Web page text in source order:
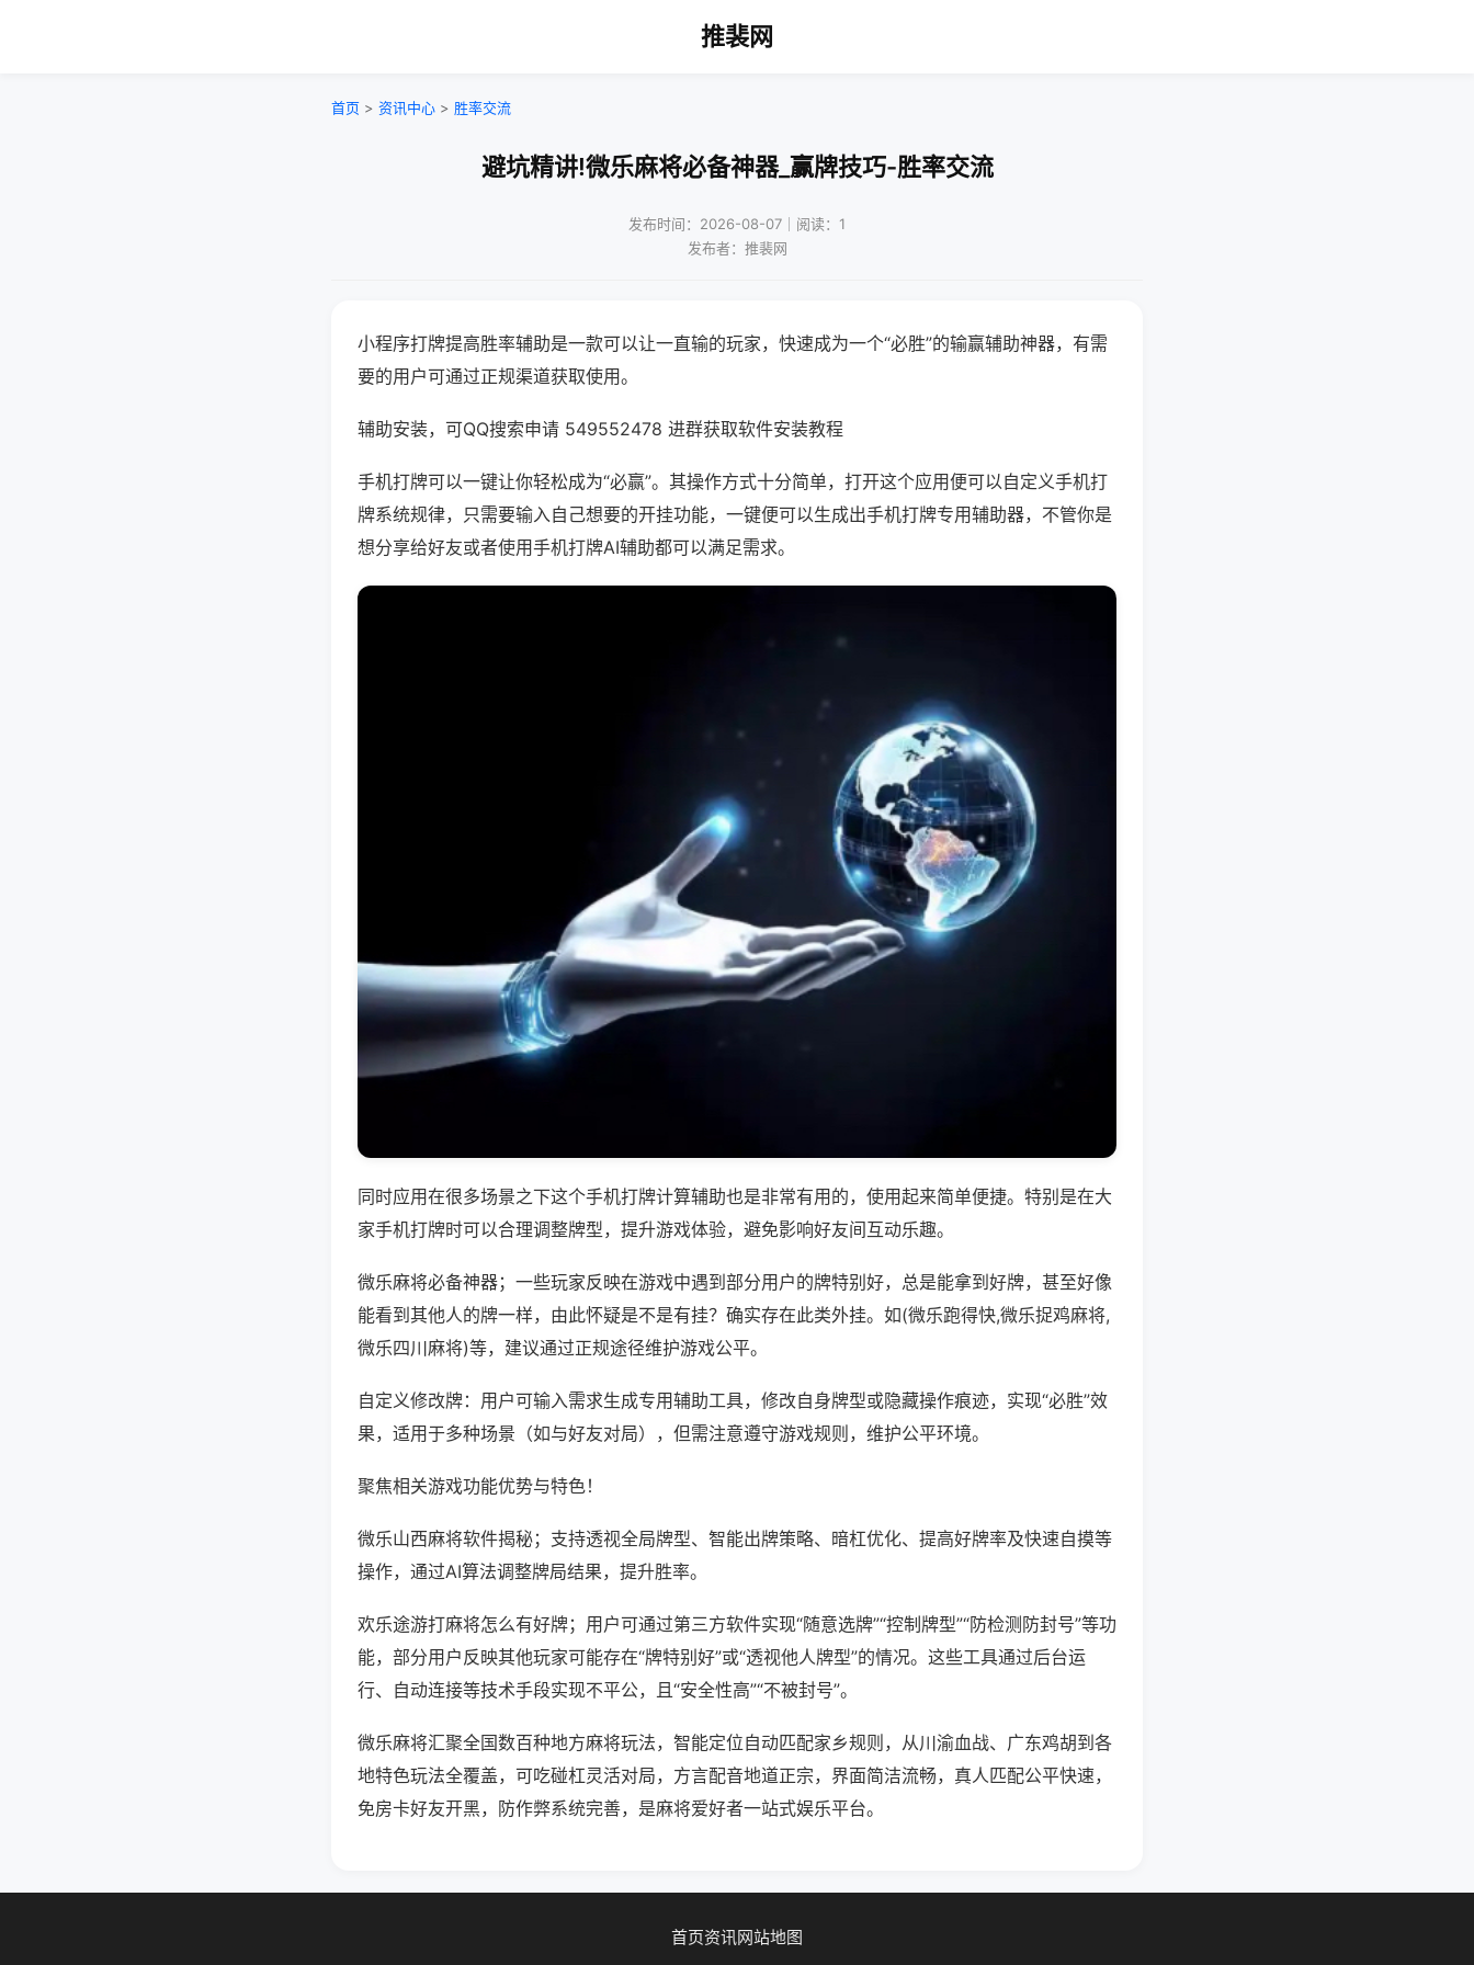
推裴网
首页 > 资讯中心 > 胜率交流
避坑精讲!微乐麻将必备神器_赢牌技巧-胜率交流
发布时间：2026-08-07｜阅读：1
发布者：推裴网
小程序打牌提高胜率辅助是一款可以让一直输的玩家，快速成为一个“必胜”的输赢辅助神器，有需
要的用户可通过正规渠道获取使用。
辅助安装，可QQ搜索申请 549552478 进群获取软件安装教程
手机打牌可以一键让你轻松成为“必赢”。其操作方式十分简单，打开这个应用便可以自定义手机打
牌系统规律，只需要输入自己想要的开挂功能，一键便可以生成出手机打牌专用辅助器，不管你是
想分享给好友或者使用手机打牌AI辅助都可以满足需求。
同时应用在很多场景之下这个手机打牌计算辅助也是非常有用的，使用起来简单便捷。特别是在大
家手机打牌时可以合理调整牌型，提升游戏体验，避免影响好友间互动乐趣。
微乐麻将必备神器；一些玩家反映在游戏中遇到部分用户的牌特别好，总是能拿到好牌，甚至好像
能看到其他人的牌一样，由此怀疑是不是有挂？确实存在此类外挂。如(微乐跑得快,微乐捉鸡麻将,
微乐四川麻将)等，建议通过正规途径维护游戏公平。
自定义修改牌：用户可输入需求生成专用辅助工具，修改自身牌型或隐藏操作痕迹，实现“必胜”效
果，适用于多种场景（如与好友对局），但需注意遵守游戏规则，维护公平环境。
聚焦相关游戏功能优势与特色！
微乐山西麻将软件揭秘；支持透视全局牌型、智能出牌策略、暗杠优化、提高好牌率及快速自摸等
操作，通过AI算法调整牌局结果，提升胜率。
欢乐途游打麻将怎么有好牌；用户可通过第三方软件实现“随意选牌”“控制牌型”“防检测防封号”等功
能，部分用户反映其他玩家可能存在“牌特别好”或“透视他人牌型”的情况。这些工具通过后台运
行、自动连接等技术手段实现不平公，且“安全性高”“不被封号”。
微乐麻将汇聚全国数百种地方麻将玩法，智能定位自动匹配家乡规则，从川渝血战、广东鸡胡到各
地特色玩法全覆盖，可吃碰杠灵活对局，方言配音地道正宗，界面简洁流畅，真人匹配公平快速，
免房卡好友开黑，防作弊系统完善，是麻将爱好者一站式娱乐平台。
首页资讯网站地图